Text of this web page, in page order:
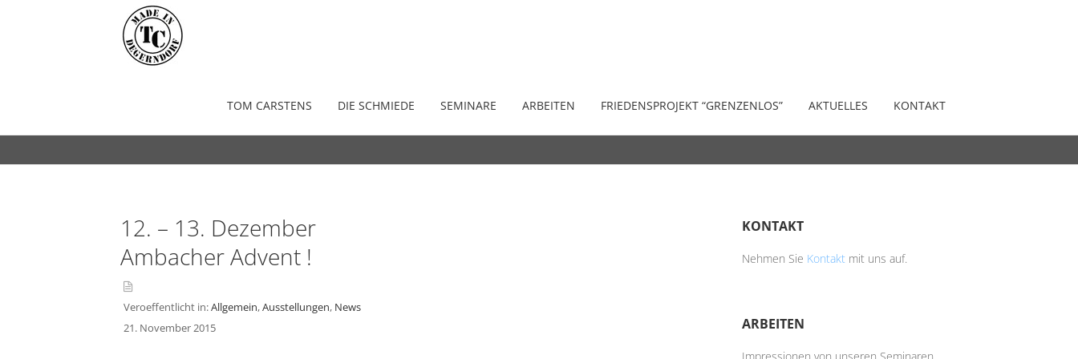
TOM CARSTENS DIE SCHMIEDE SEMINARE ARBEITEN FRIEDENSPROJEKT “GRENZENLOS” AKTUELLES KONTAKT
Schmied Tom Carstens
12. – 13. Dezember
Ambacher Advent !
asid
e
Veroeffentlicht in:Allgemein,Ausstellungen, News
21. November 2015
KONTAKT
Nehmen Sie Kontakt mit uns auf.
ARBEITEN